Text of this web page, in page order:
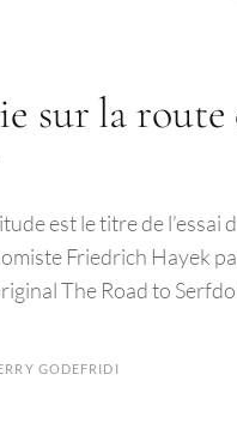
sur la route
est le titre de l’essai
Friedrich Hayek
The Road to
GODEFRIDI